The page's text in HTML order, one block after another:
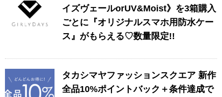
イズヴェールorUV&Moist》を3箱購入
ごとに『オリジナルスマホ用防水ケー
ス』がもらえる♡数量限定!!
タカシマヤファッションスクエア 新作
全品10%ポイントバック＋条件達成で